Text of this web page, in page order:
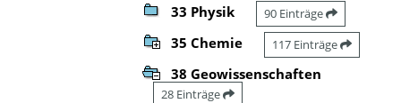
33 Physik 90 Einträge
35 Chemie 117 Einträge
38 Geowissenschaften
28 Einträge